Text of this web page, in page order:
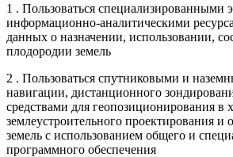
1 . Пользоваться специализированными
информационно-аналитическими
данных о назначении, использовании,
плодородии земель
2 . Пользоваться спутниковыми и
навигации, дистанционного
средствами для геопозиционирования в
землеустроительного проектирования и
земель с использованием общего и
программного обеспечения